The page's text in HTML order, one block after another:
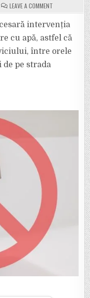
LEAVE A COMMENTON
ULTIMA
APA
VA
FI
OPRITĂ
MÂINE
ÎN
intervenția
cu apă, astfel că
între orele
pe strada